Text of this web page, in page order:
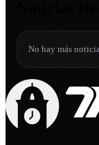
No hay más